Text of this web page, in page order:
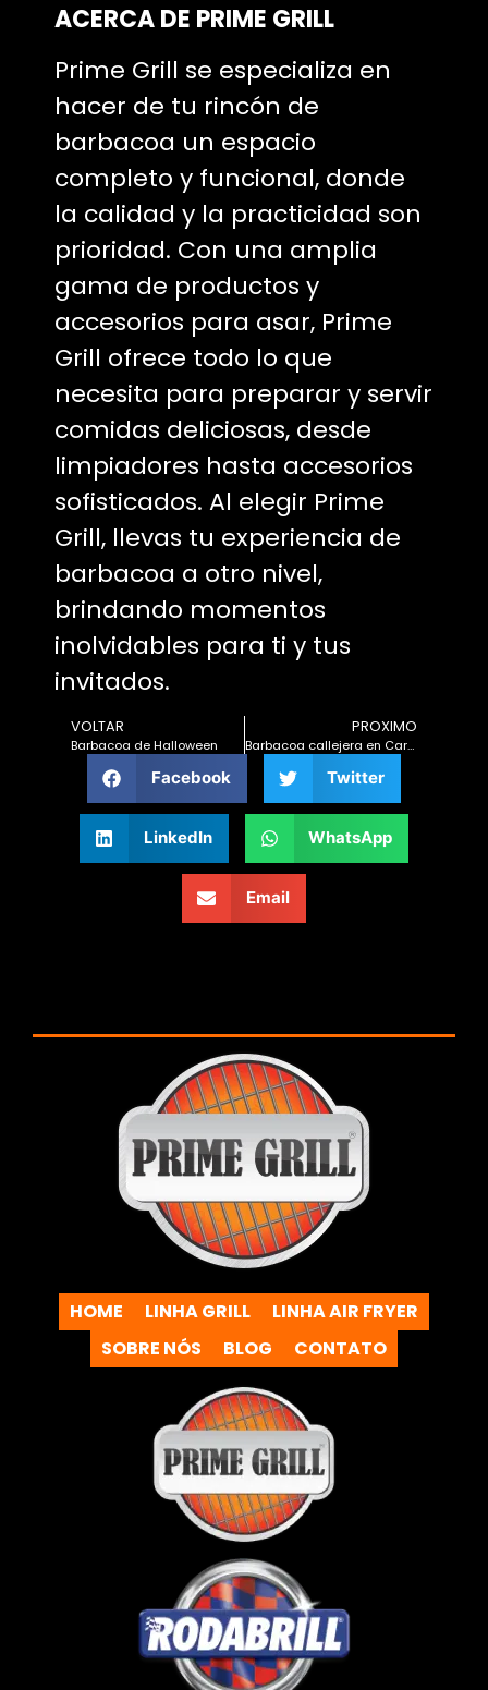
ACERCA DE PRIME GRILL
Prime Grill se especializa en
hacer de tu rincón de
barbacoa un espacio
completo y funcional, donde
la calidad y la practicidad son
prioridad. Con una amplia
gama de productos y
accesorios para asar, Prime
Grill ofrece todo lo que
necesita para preparar y servir
comidas deliciosas, desde
limpiadores hasta accesorios
sofisticados. Al elegir Prime
Grill, llevas tu experiencia de
barbacoa a otro nivel,
brindando momentos
inolvidables para ti y tus
invitados.
VOLTAR
Barbacoa de Halloween
PROXIMO
Barbacoa callejera en Carnaval: cómo preparar y cuidar tu barbacoa durante las fiestas
Facebook Twitter
LinkedIn WhatsApp
Email
HOME LINHA GRILL
LINHA AIR FRYER
SOBRE NÓS
BLOG CONTATO